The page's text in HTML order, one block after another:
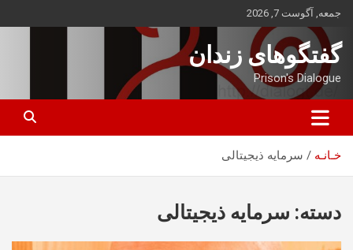
بروید
جمعه, آگوست 7, 2026
گفتگوهای زندان
Prison's Dialogue
خـانـه سرمایه ذیجیتالی
دسته: سرمایه ذیجیتالی